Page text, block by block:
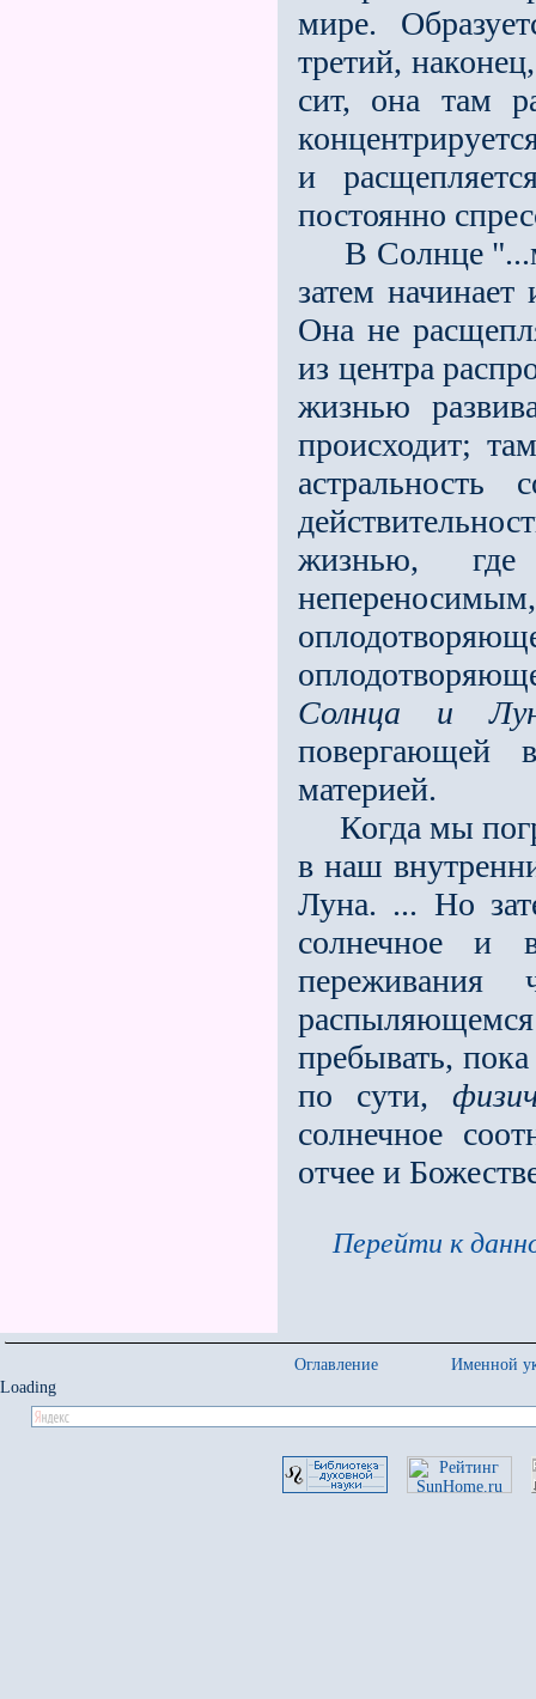
мире.
третий,
сит, она там
и
постоянно
В Солнце
затем
Она не
из центра
жизнью
происходит;
жизнью, где
Солнца и
повергающей
материей.
Когда мы
в наш
Луна. ... Но
солнечное и
переживания
пребывать,
по сути,
солнечное
отчее и
Перейти к
Оглавление
Именной
Loading